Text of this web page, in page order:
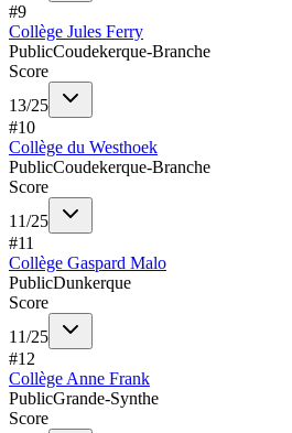
#9
Collège Jules Ferry
PublicCoudekerque-Branche
Score
13/25
#10
Collège du Westhoek
PublicCoudekerque-Branche
Score
11/25
#11
Collège Gaspard Malo
PublicDunkerque
Score
11/25
#12
Collège Anne Frank
PublicGrande-Synthe
Score